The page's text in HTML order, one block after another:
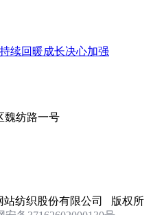
续回暖成长决心加强
魏纺路一号
站纺织股份有限公司 版权所